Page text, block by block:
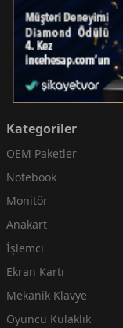
Kategoriler
OEM Paketler
Notebook
Monitör
Anakart
İşlemci
Ekran Kartı
Mekanik Klavye
Oyuncu Kulaklık